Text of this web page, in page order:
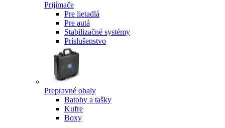
Prijímače
Pre lietadlá
Pre autá
Stabilizačné systémy
Príslušenstvo
Prepravné obaly
Batohy a tašky
Kufre
Boxy